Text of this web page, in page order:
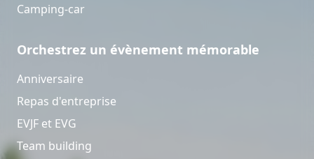
Camping-car
Orchestrez un évènement mémorable
Anniversaire
Repas d'entreprise
EVJF et EVG
Team building